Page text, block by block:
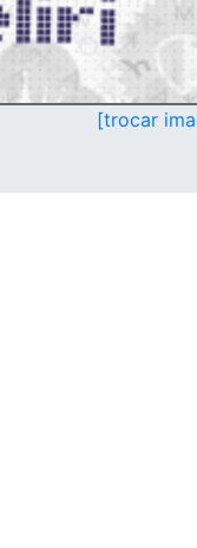
[trocar